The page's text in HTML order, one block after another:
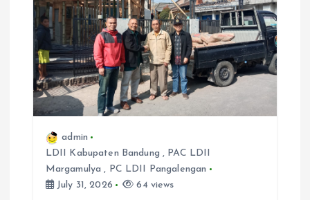
o
n
admin
LDII Kabupaten Bandung , PAC LDII
Margamulya , PC LDII Pangalengan
July 31, 2026
64 views